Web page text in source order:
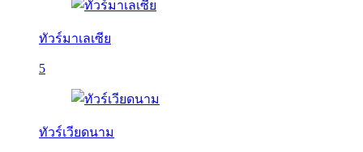
ทัวร์มาเลเซีย
5
ทัวร์เวียดนาม